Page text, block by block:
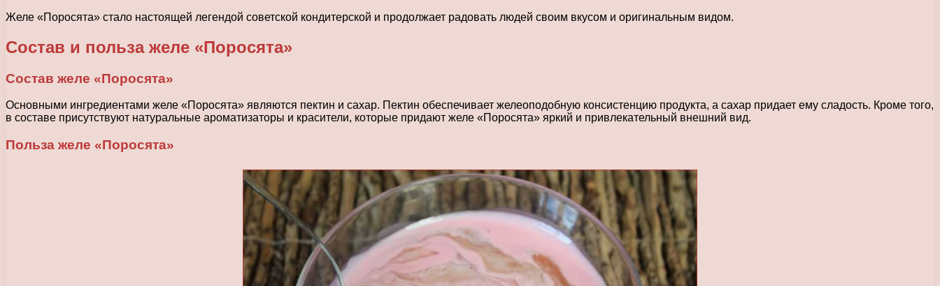
Желе «Поросята» стало настоящей легендой советской кондитерской и продолжает радовать людей своим вкусом и оригинальным видом.
Состав и польза желе «Поросята»
Состав желе «Поросята»
Основными ингредиентами желе «Поросята» являются пектин и сахар. Пектин обеспечивает желеоподобную консистенцию продукта, а сахар придает ему сладость. Кроме того,
в составе присутствуют натуральные ароматизаторы и красители, которые придают желе «Поросята» яркий и привлекательный внешний вид.
Польза желе «Поросята»